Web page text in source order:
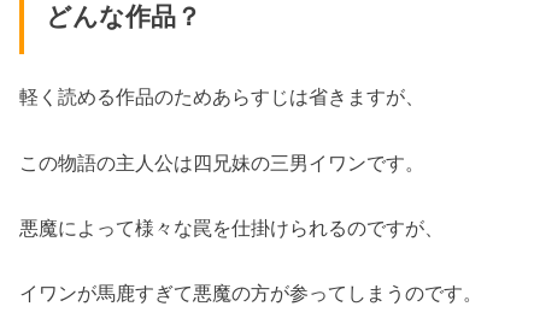
どんな作品？
軽く読める作品のためあらすじは省きますが、
この物語の主人公は四兄妹の三男イワンです。
悪魔によって様々な罠を仕掛けられるのですが、
イワンが馬鹿すぎて悪魔の方が参ってしまうのです。